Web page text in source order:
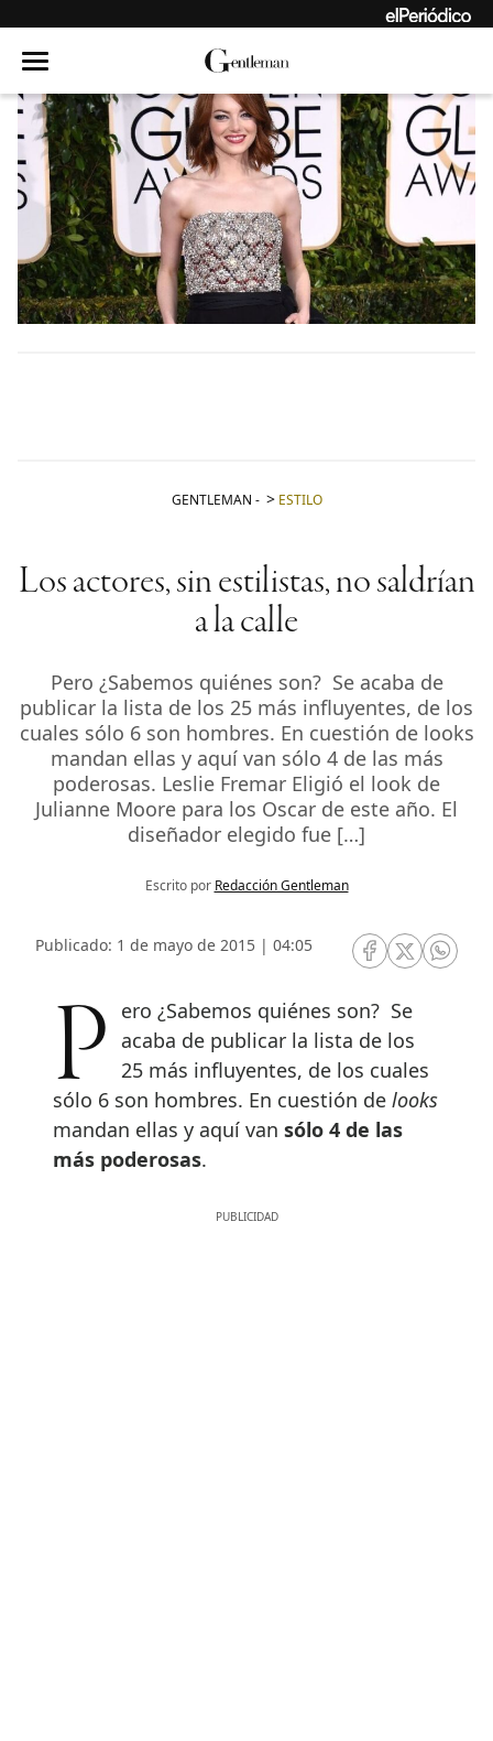
GENTLEMAN - ESTILO
Los actores, sin estilistas, no saldrían
a la calle
Pero ¿Sabemos quiénes son? Se acaba de
publicar la lista de los 25 más influyentes, de los
cuales sólo 6 son hombres. En cuestión de looks
mandan ellas y aquí van sólo 4 de las más
poderosas. Leslie Fremar Eligió el look de
Julianne Moore para los Oscar de este año. El
diseñador elegido fue […]
Escrito por Redacción Gentleman
Publicado: 1 de mayo de 2015 | 04:05
RRSS Facebook
RRSSRRSS
Pero ¿Sabemos quiénes son? Se
acaba de publicar la lista de los
25 más influyentes, de los cuales
sólo 6 son hombres. En cuestión de looks
mandan ellas y aquí van sólo 4 de las
más poderosas.